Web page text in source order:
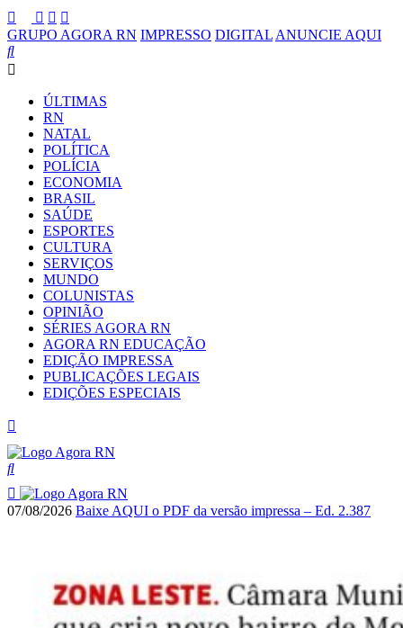
GRUPO AGORA RN IMPRESSO DIGITAL ANUNCIE AQUI
ÚLTIMAS
RN
NATAL
POLÍTICA
POLÍCIA
ECONOMIA
BRASIL
SAÚDE
ESPORTES
CULTURA
SERVIÇOS
MUNDO
COLUNISTAS
OPINIÃO
SÉRIES AGORA RN
AGORA RN EDUCAÇÃO
EDIÇÃO IMPRESSA
PUBLICAÇÕES LEGAIS
EDIÇÕES ESPECIAIS
07/08/2026 Baixe AQUI o PDF da versão impressa – Ed. 2.387